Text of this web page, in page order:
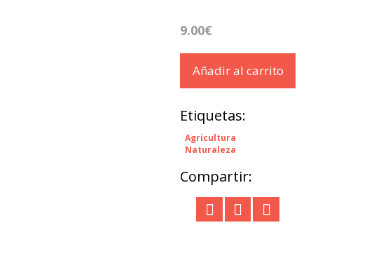
9.00€
Añadir al carrito
Etiquetas:
Agricultura
Naturaleza
Compartir: